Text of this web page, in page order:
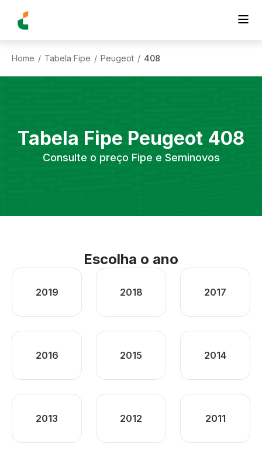
Home / Tabela Fipe / Peugeot / 408
Tabela Fipe Peugeot 408
Consulte o preço Fipe e Seminovos
Escolha o ano
2019 2018 2017
2016 2015 2014
2013 2012 2011